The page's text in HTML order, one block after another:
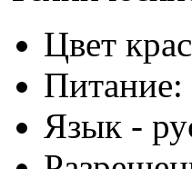
Цвет
Язык -